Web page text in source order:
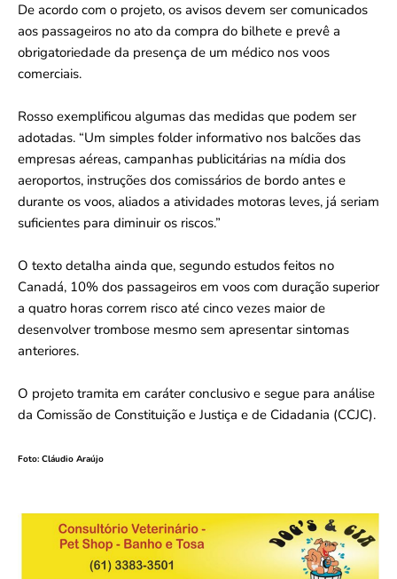
De acordo com o projeto, os avisos devem ser comunicados
aos passageiros no ato da compra do bilhete e prevê a
obrigatoriedade da presença de um médico nos voos
comerciais.
Rosso exemplificou algumas das medidas que podem ser
adotadas. “Um simples folder informativo nos balcões das
empresas aéreas, campanhas publicitárias na mídia dos
aeroportos, instruções dos comissários de bordo antes e
durante os voos, aliados a atividades motoras leves, já seriam
suficientes para diminuir os riscos.”
O texto detalha ainda que, segundo estudos feitos no
Canadá, 10% dos passageiros em voos com duração superior
a quatro horas correm risco até cinco vezes maior de
desenvolver trombose mesmo sem apresentar sintomas
anteriores.
O projeto tramita em caráter conclusivo e segue para análise
da Comissão de Constituição e Justiça e de Cidadania (CCJC).
Foto: Cláudio Araújo